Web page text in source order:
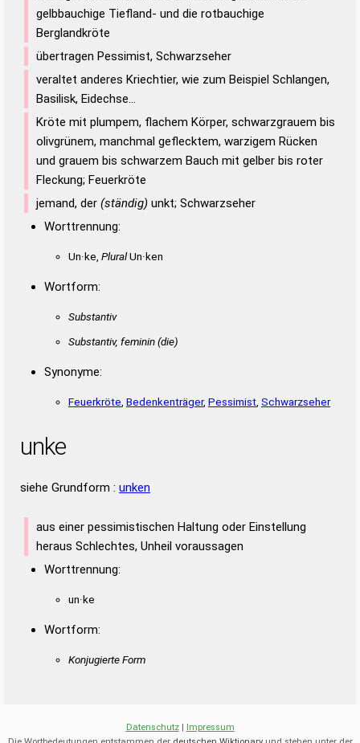
gelbbauchige Tiefland- und die rotbauchige
Berglandkröte
übertragen Pessimist, Schwarzseher
veraltet anderes Kriechtier, wie zum Beispiel Schlangen,
Basilisk, Eidechse…
Kröte mit plumpem, flachem Körper, schwarzgrauem bis
olivgrünem, manchmal geflecktem, warzigem Rücken
und grauem bis schwarzem Bauch mit gelber bis roter
Fleckung; Feuerkröte
jemand, der (ständig) unkt; Schwarzseher
Worttrennung:
Un·ke, PluralUn·ken
Wortform:
Substantiv
Substantiv, feminin(die)
Synonyme:
Feuerkröte Bedenkenträger, Pessimist Schwarzseher
unke
siehe Grundform : unken
aus einer pessimistischen Haltung oder Einstellung
heraus Schlechtes, Unheil voraussagen
Worttrennung:
un·ke
Wortform:
Konjugierte Form
Datenschutz| Impressum